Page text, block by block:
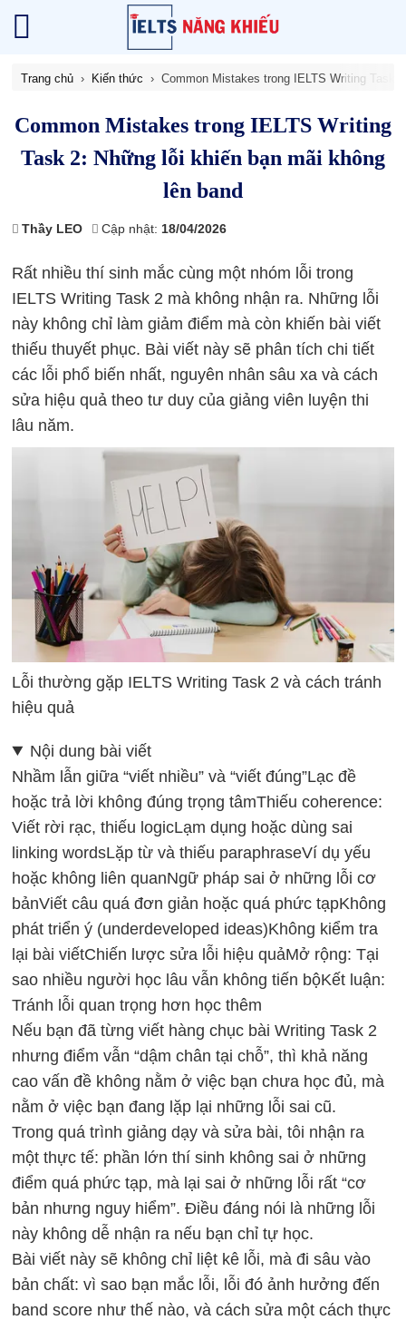
Trang chủ Kiến thức Common Mistakes trong IELTS Writing Task
Common Mistakes trong IELTS Writing
Task 2: Những lỗi khiến bạn mãi không
lên band
Thầy LEO Cập nhật: 18/04/2026
Rất nhiều thí sinh mắc cùng một nhóm lỗi trong
IELTS Writing Task 2 mà không nhận ra. Những lỗi
này không chỉ làm giảm điểm mà còn khiến bài viết
thiếu thuyết phục. Bài viết này sẽ phân tích chi tiết
các lỗi phổ biến nhất, nguyên nhân sâu xa và cách
sửa hiệu quả theo tư duy của giảng viên luyện thi
lâu năm.
Lỗi thường gặp IELTS Writing Task 2 và cách tránh
hiệu quả
Nội dung bài viết
Nhầm lẫn giữa “viết nhiều” và “viết đúng”Lạc đề
hoặc trả lời không đúng trọng tâmThiếu coherence:
Viết rời rạc, thiếu logicLạm dụng hoặc dùng sai
linking wordsLặp từ và thiếu paraphraseVí dụ yếu
hoặc không liên quanNgữ pháp sai ở những lỗi cơ
bảnViết câu quá đơn giản hoặc quá phức tạpKhông
phát triển ý (underdeveloped ideas)Không kiểm tra
lại bài viếtChiến lược sửa lỗi hiệu quảMở rộng: Tại
sao nhiều người học lâu vẫn không tiến bộKết luận:
Tránh lỗi quan trọng hơn học thêm
Nếu bạn đã từng viết hàng chục bài Writing Task 2
nhưng điểm vẫn “dậm chân tại chỗ”, thì khả năng
cao vấn đề không nằm ở việc bạn chưa học đủ, mà
nằm ở việc bạn đang lặp lại những lỗi sai cũ.
Trong quá trình giảng dạy và sửa bài, tôi nhận ra
một thực tế: phần lớn thí sinh không sai ở những
điểm quá phức tạp, mà lại sai ở những lỗi rất “cơ
bản nhưng nguy hiểm”. Điều đáng nói là những lỗi
này không dễ nhận ra nếu bạn chỉ tự học.
Bài viết này sẽ không chỉ liệt kê lỗi, mà đi sâu vào
bản chất: vì sao bạn mắc lỗi, lỗi đó ảnh hưởng đến
band score như thế nào, và cách sửa một cách thực